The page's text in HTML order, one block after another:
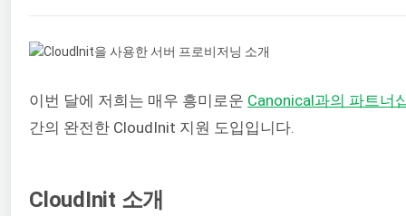
이번 달에 저희는 매우 흥미로운 Canonical과의 파트너
간의 완전한 CloudInit 지원 도입입니다.
CloudInit 소개